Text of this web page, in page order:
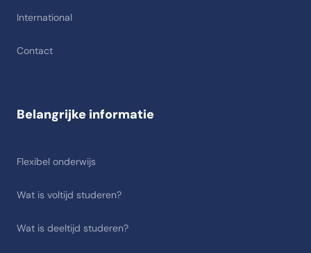
International
Contact
Belangrijke informatie
Flexibel onderwijs
Wat is voltijd studeren?
Wat is deeltijd studeren?